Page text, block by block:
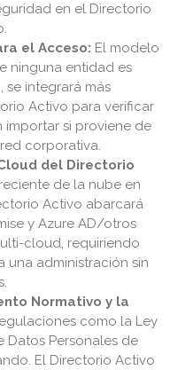
en el Directorio
el Acceso: El modelo
ninguna entidad es
integrará más
Activo para verificar
importar si proviene de
corporativa.
del Directorio
de la nube en
Activo abarcará
y Azure AD/otros
cloud, requiriendo
una administración sin
Normativo y la
como la Ley
Datos Personales de
El Directorio Activo